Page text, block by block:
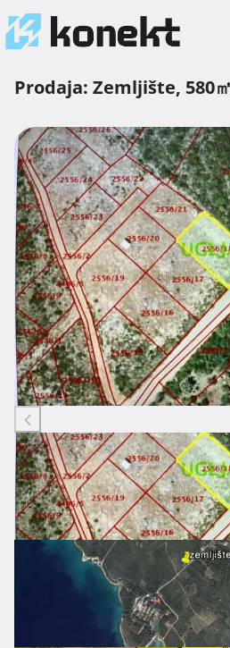
Prodaja: Zemljište, 580